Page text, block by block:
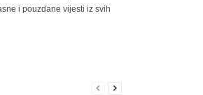
i pouzdane vijesti iz svih